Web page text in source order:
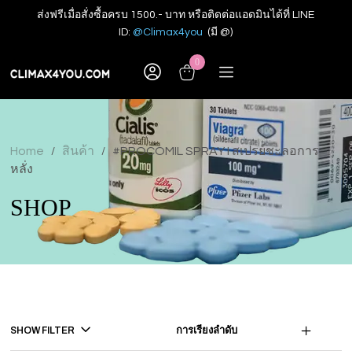
ส่งฟรีเมื่อสั่งซื้อครบ 1500.- บาท หรือติดต่อแอดมินได้ที่ LINE
ID: @Climax4you (มี @)
0
Home / สินค้า /
#PROCOMIL SPRAY I สเปรย์ชะลอการ
หลั่ง
SHOP
SHOW FILTER การเรียงลำดับ